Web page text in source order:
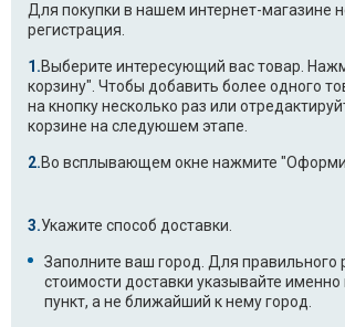
Для покупки в нашем интернет-магазине
регистрация.
Выберите интересующий вас товар.
корзину". Чтобы добавить более одного
на кнопку несколько раз или
корзине на следуюшем этапе.
Во всплывающем окне нажмите
Укажите способ доставки.
Заполните ваш город. Для правильного
стоимости доставки указывайте
пункт, а не ближайший к нему город.